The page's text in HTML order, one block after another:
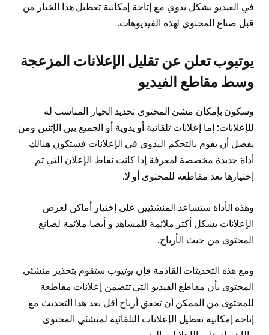
في الفيديو بشكل يدوي مع إتاحة إمكانية تعطيل هذا الخيار من
قبل صناع المحتوى لهذه الفيديوهات.
يوتيوب تعلن عن تقليل الإعلانات المزعجة
وسط مقاطع الفيديو
وسكون بإمكان مشئ المحتوى تحديد الخيار المناسب له
للإعلانات: إما إعلانات تلقائية أو يدوية أو الجميع بين الإثنين ومن
يفضل أن يقوم بالتحكم اليدوي في الإعلانات فستكون هنالك
أداة جديدة مخصصة لمعرفة إذا كانت نقاط الإعلان التي تم
إختيارها تعد مقاطعة للمحتوى أو لا.
وهذه الأداة ستساعد المنشئيين على إختيار أماكن لعرض
الإعلانات بشكل أكثر ملائمة للمشاهد و أيضا ملائمة لصانع
المحتوى من حيث الأرباح.
ومع هذه التحديثات القادمة فإن يوتيوب ستقوم بتحذير منشئي
المحتوى بأن مقاطع الفيديو التي تتضمن إعلانات مقاطعة
للمحتوى من الممكن أن تحقق أرباح أقل بعد هذا التحديث مع
إتاحة إمكانية تعطيل الإعلانات التلقائية لمنشئي المحتوى